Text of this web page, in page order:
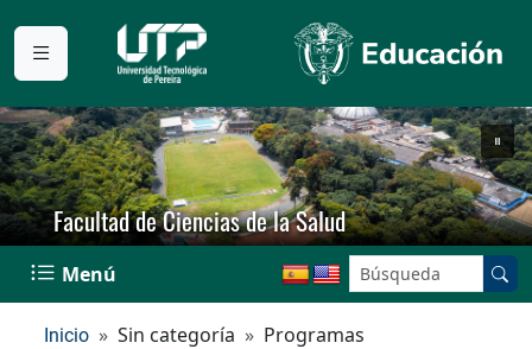
Facultad de Ciencias de la Salud
Menú Buscar en el sitio:
Inicio Sin categoría Programas